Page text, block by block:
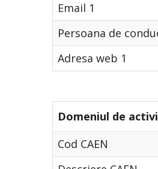
Email 1
Persoana de
Adresa web 1
Domeniul de
Cod CAEN